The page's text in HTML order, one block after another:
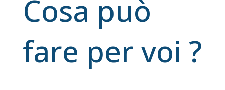
Cosa può
fare per voi ?